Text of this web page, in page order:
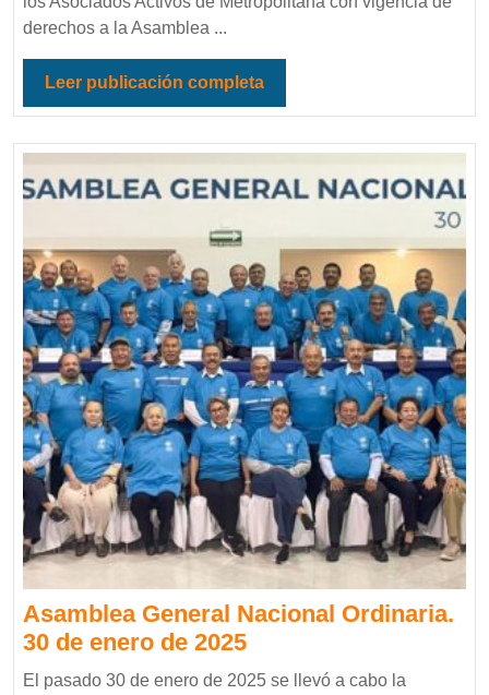
derechos a la Asamblea ...
Leer publicación completa
Asamblea General Nacional Ordinaria.
30 de enero de 2025
El pasado 30 de enero de 2025 se llevó a cabo la